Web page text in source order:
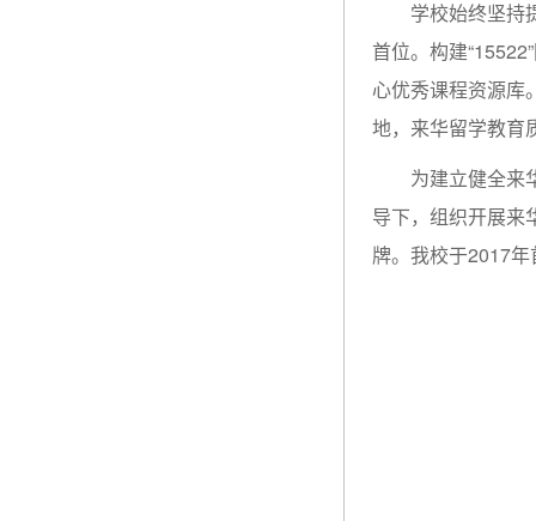
学校始终坚持
首位。构建
心优秀课程资源库
地，来华留学教育
为建立健全来
导下，组织开展来
牌。我校于2017